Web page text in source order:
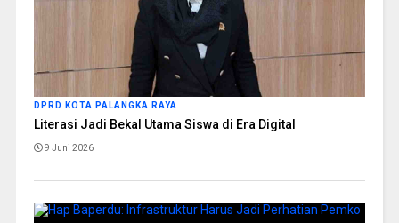
DPRD KOTA PALANGKA RAYA
Literasi Jadi Bekal Utama Siswa di Era Digital
9 Juni 2026